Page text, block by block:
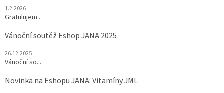
1.2.2026
Gratulujem...
Vánoční soutěž Eshop JANA 2025
26.12.2025
Vánoční so...
Novinka na Eshopu JANA: Vitamíny JML